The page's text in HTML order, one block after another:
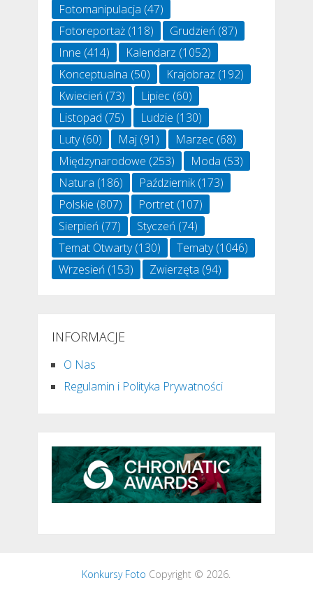
Fotomanipulacja (47)
Fotoreportaż(118) Grudzień(87)
Inne (414) Kalendarz (1052)
Konceptualna (50) Krajobraz (192)
Kwiecień(73) Lipiec(60)
Listopad (75) Ludzie (130)
Luty(60) Maj(91) Marzec(68)
Międzynarodowe (253) Moda (53)
Natura (186) Październik(173)
Polskie (807) Portret(107)
Sierpień(77) Styczeń(74)
Temat Otwarty(130) Tematy(1046)
Wrzesień(153) Zwierzęta (94)
INFORMACJE
O Nas
Regulamin i Polityka Prywatności
Konkursy Foto Copyright © 2026.